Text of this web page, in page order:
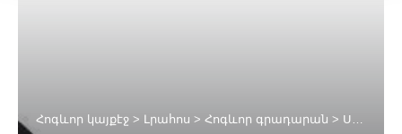
Հոգևոր կայքէջ > Լրահոս > Հոգևոր գրադարան > Սուրբ Գրիգոր Նարեկացի. Մեկնություն «Երգ երգոցի». pdf